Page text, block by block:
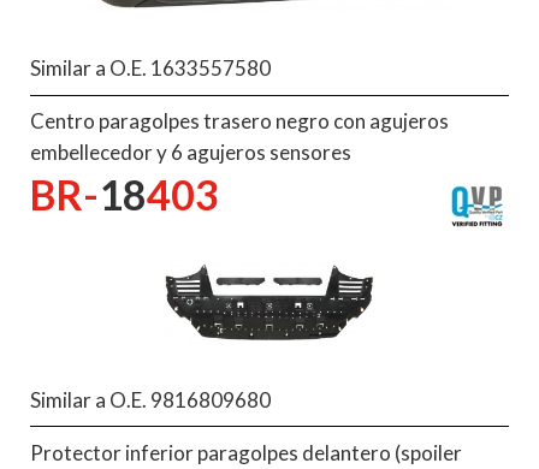
Similar a O.E. 1633557580
Centro paragolpes trasero negro con agujeros
embellecedor y 6 agujeros sensores
BR-18403
Similar a O.E. 9816809680
Protector inferior paragolpes delantero (spoiler